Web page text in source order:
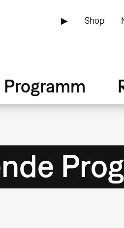
▶ Shop
Programm